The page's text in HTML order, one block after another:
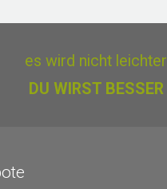
es wird nicht leichter
DU WIRST BESSER